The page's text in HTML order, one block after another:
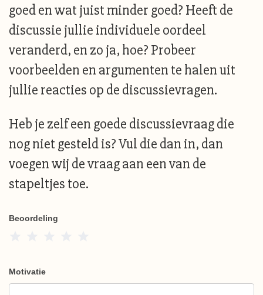
goed en wat juist minder goed? Heeft de
discussie jullie individuele oordeel
veranderd, en zo ja, hoe? Probeer
voorbeelden en argumenten te halen uit
jullie reacties op de discussievragen.
Heb je zelf een goede discussievraag die
nog niet gesteld is? Vul die dan in, dan
voegen wij de vraag aan een van de
stapeltjes toe.
Beoordeling
Motivatie